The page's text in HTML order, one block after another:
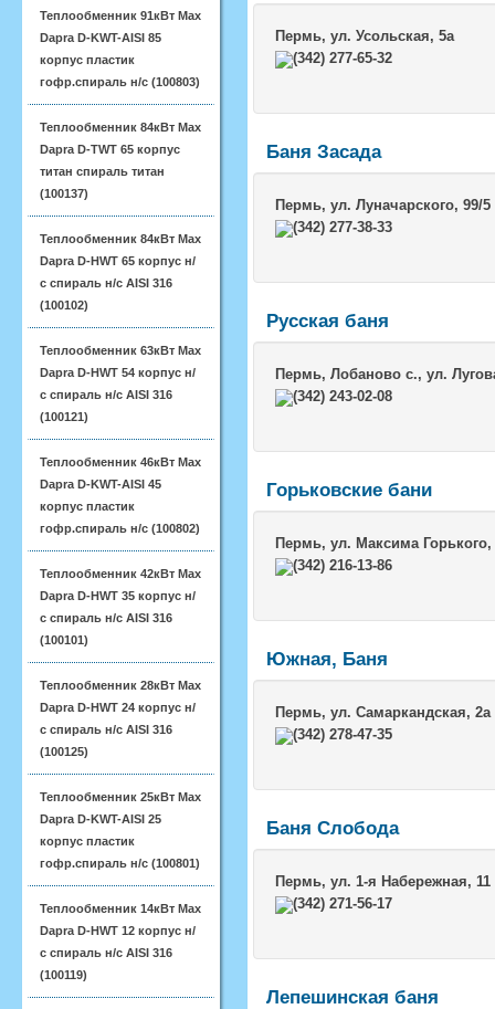
Теплообменник 91кВт Max
Dapra D-KWT-AISI 85
корпус пластик
гофр.спираль н/с (100803)
Теплообменник 84кВт Max
Dapra D-TWT 65 корпус
титан спираль титан
(100137)
Теплообменник 84кВт Max
Dapra D-HWT 65 корпус н/
с спираль н/с AISI 316
(100102)
Теплообменник 63кВт Max
Dapra D-HWT 54 корпус н/
с спираль н/с AISI 316
(100121)
Теплообменник 46кВт Max
Dapra D-KWT-AISI 45
корпус пластик
гофр.спираль н/с (100802)
Теплообменник 42кВт Max
Dapra D-HWT 35 корпус н/
с спираль н/с AISI 316
(100101)
Теплообменник 28кВт Max
Dapra D-HWT 24 корпус н/
с спираль н/с AISI 316
(100125)
Теплообменник 25кВт Max
Dapra D-KWT-AISI 25
корпус пластик
гофр.спираль н/с (100801)
Теплообменник 14кВт Max
Dapra D-HWT 12 корпус н/
с спираль н/с AISI 316
(100119)
Пермь, ул. Усольская, 5а
(342) 277-65-32
Баня Засада
Пермь, ул. Луначарского, 99/5
(342) 277-38-33
Русская баня
Пермь, Лобаново с., ул.
(342) 243-02-08
Горьковские бани
Пермь, ул. Максима Горького,
(342) 216-13-86
Южная, Баня
Пермь, ул. Самаркандская, 2а
(342) 278-47-35
Баня Слобода
Пермь, ул. 1-я Набережная, 11
(342) 271-56-17
Лепешинская баня